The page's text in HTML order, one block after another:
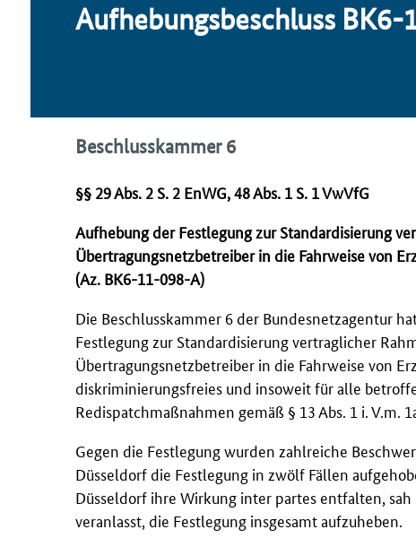
Auf­he­bungs­be­schluss
Beschlusskammer 6
§§ 29 Abs. 2 S. 2 EnWG, 48 Abs. 1 S. 1 VwVfG
Aufhebung der Festlegung zur Standardisierung
Übertragungsnetzbetreiber in die Fahrweise von
(Az. BK6-11-098-A)
Die Beschlusskammer 6 der Bundesnetzagentur
Festlegung zur Standardisierung vertraglicher
Übertragungsnetzbetreiber in die Fahrweise von
diskriminierungsfreies und insoweit für alle
Redispatchmaßnahmen gemäß § 13 Abs. 1 i. V.m.
Gegen die Festlegung wurden zahlreiche
Düsseldorf die Festlegung in zwölf Fällen
Düsseldorf ihre Wirkung inter partes entfalten,
veranlasst, die Festlegung insgesamt aufzuheben.